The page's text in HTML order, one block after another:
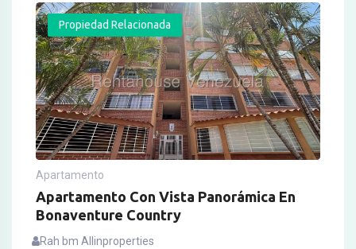
Propiedad Relacionada
Apartamento
Apartamento Con Vista Panorámica En
Bonaventure Country
Rah bm Allinproperties